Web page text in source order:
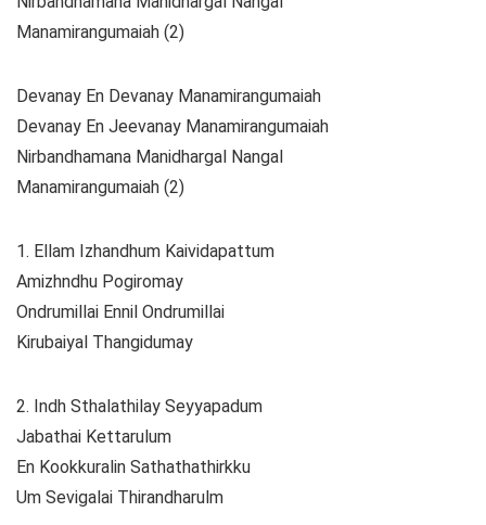
Manamirangumaiah (2)
Devanay En Devanay Manamirangumaiah
Devanay En Jeevanay Manamirangumaiah
Nirbandhamana Manidhargal Nangal
Manamirangumaiah (2)
1. Ellam Izhandhum Kaividapattum
Amizhndhu Pogiromay
Ondrumillai Ennil Ondrumillai
Kirubaiyal Thangidumay
2. Indh Sthalathilay Seyyapadum
Jabathai Kettarulum
En Kookkuralin Sathathathirkku
Um Sevigalai Thirandharulm